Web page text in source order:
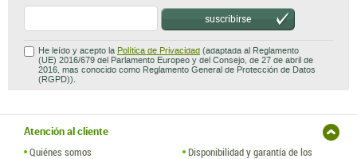
suscribirse
He leído y acepto la Política de Privacidad (adaptada al Reglamento
(UE) 2016/679 del Parlamento Europeo y del Consejo, de 27 de abril de
2016, mas conocido como Reglamento General de Protección de Datos
(RGPD)).
Atención al cliente
Quiénes somos
Disponibilidad y garantía de los